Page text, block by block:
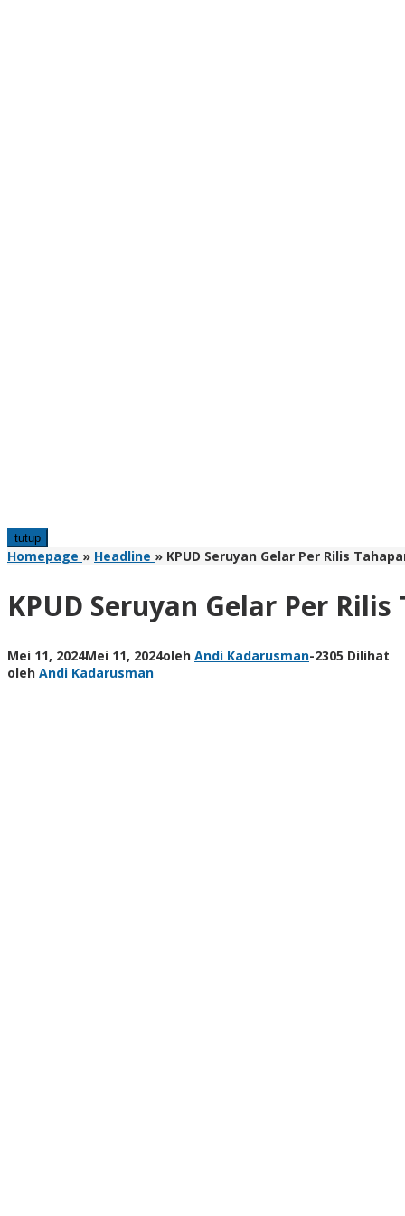
tutup
Homepage » Headline » KPUD Seruyan Gelar Per Rilis
KPUD Seruyan Gelar Per
Mei 11, 2024Mei 11, 2024oleh Andi Kadarusman-2305 Dilihat
oleh Andi Kadarusman